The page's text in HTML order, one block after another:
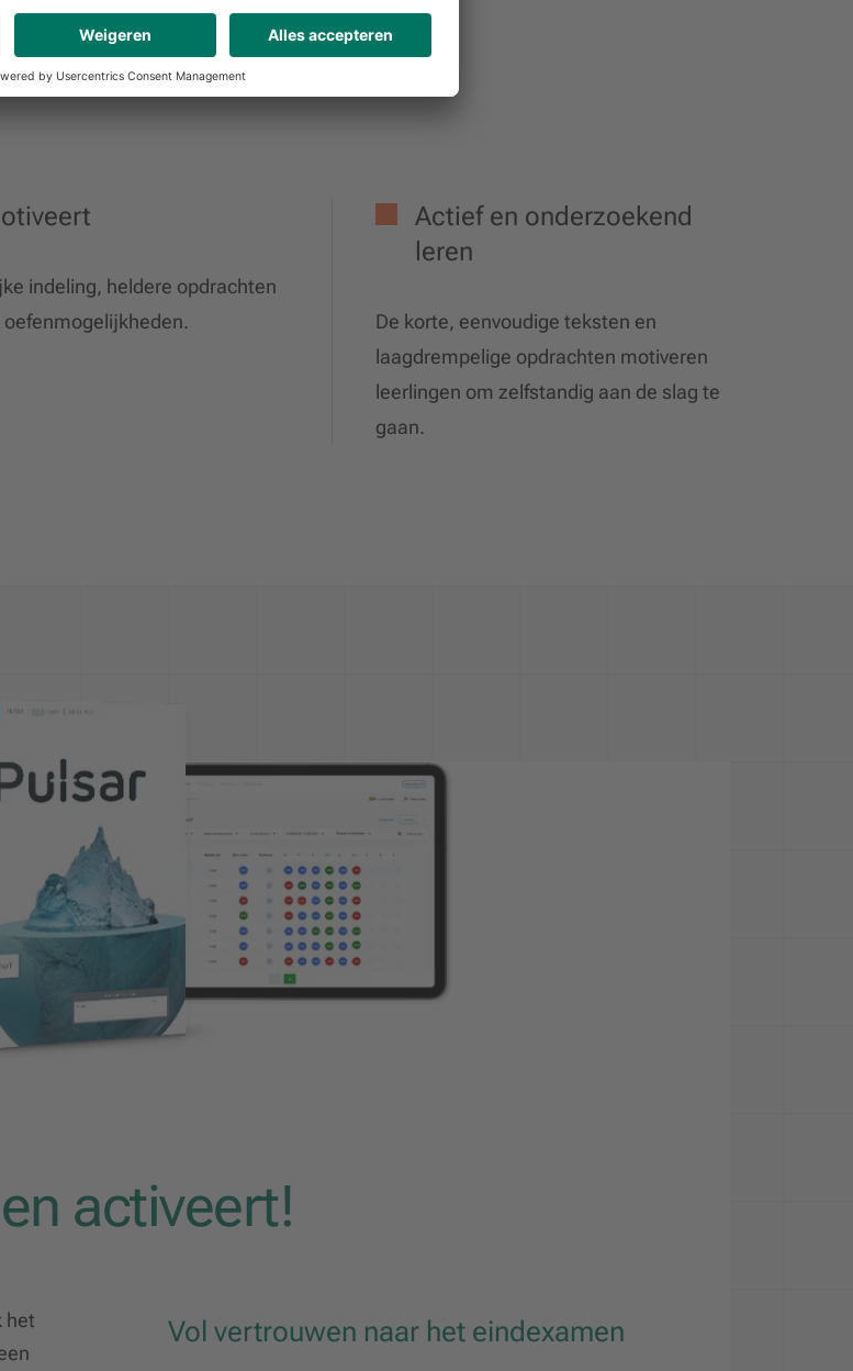
indeling, heldere opdrachten
oefenmogelijkheden.
Actief en onderzoekend
leren
De korte, eenvoudige teksten en
laagdrempelige opdrachten motiveren
leerlingen om zelfstandig aan de slag te
gaan.
activeert!
het
Vol vertrouwen naar het eindexamen